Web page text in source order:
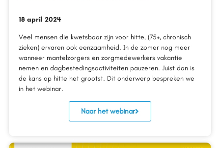
18 april 2024
Veel mensen die kwetsbaar zijn voor hitte, (75+, chronisch
zieken) ervaren ook eenzaamheid. In de zomer nog meer
wanneer mantelzorgers en zorgmedewerkers vakantie
nemen en dagbestedingsactiviteiten pauzeren. Juist dan is
de kans op hitte het grootst. Dit onderwerp bespreken we
in het webinar.
Naar het webinar